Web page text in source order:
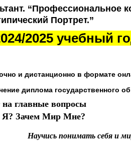
“Профессиональное
Портрет.”
2025 учебный
и дистанционно в формате
диплома государственного
главные вопросы
Я? Зачем Мир Мне?
Научись понимать себя и